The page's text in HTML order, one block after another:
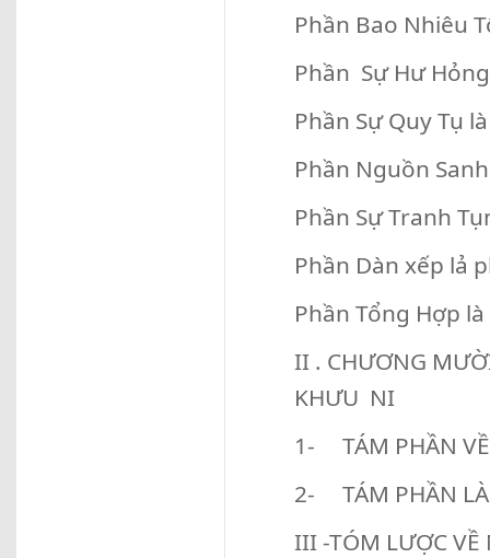
Phần Bao Nhiêu
Phần Sự Hư
Phần Sự Quy Tụ
Phần Nguồn
Phần Sự Tranh
Phần Dàn xếp lả
Phần Tổng Hợp
II . CHƯƠNG
KHƯU NI
1- TÁM PHẦN
2- TÁM PHẦN LÀ
III -TÓM LƯỢC VỀ